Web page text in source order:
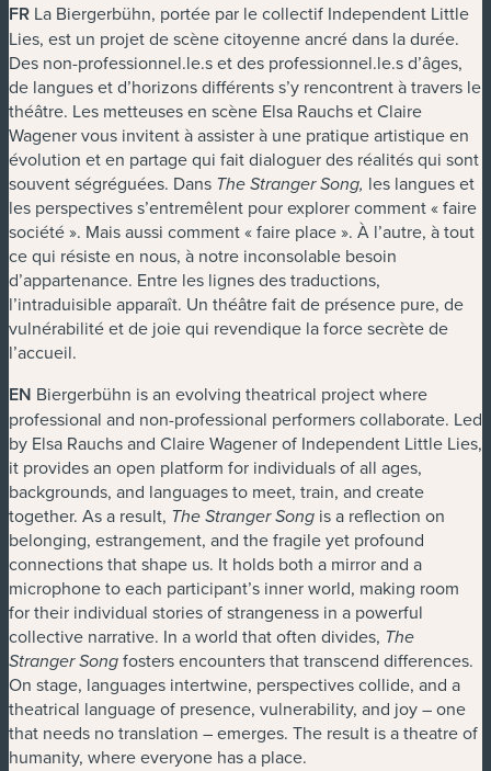
FR La Biergerbühn, portée par le collectif Independent Little
Lies, est un projet de scène citoyenne ancré dans la durée.
Des non-professionnel.le.s et des professionnel.le.s d’âges,
de langues et d’horizons différents s’y rencontrent à travers le
théâtre. Les metteuses en scène Elsa Rauchs et Claire
Wagener vous invitent à assister à une pratique artistique en
évolution et en partage qui fait dialoguer des réalités qui sont
souvent ségréguées. Dans The Stranger Song, les langues et
les perspectives s’entremêlent pour explorer comment « faire
société ». Mais aussi comment « faire place ». À l’autre, à tout
ce qui résiste en nous, à notre inconsolable besoin
d’appartenance. Entre les lignes des traductions,
l’intraduisible apparaît. Un théâtre fait de présence pure, de
vulnérabilité et de joie qui revendique la force secrète de
l’accueil.
EN Biergerbühn is an evolving theatrical project where
professional and non-professional performers collaborate. Led
by Elsa Rauchs and Claire Wagener of Independent Little Lies,
it provides an open platform for individuals of all ages,
backgrounds, and languages to meet, train, and create
together. As a result, The Stranger Song is a reflection on
belonging, estrangement, and the fragile yet profound
connections that shape us. It holds both a mirror and a
microphone to each participant’s inner world, making room
for their individual stories of strangeness in a powerful
collective narrative. In a world that often divides, The
Stranger Song fosters encounters that transcend differences.
On stage, languages intertwine, perspectives collide, and a
theatrical language of presence, vulnerability, and joy – one
that needs no translation – emerges. The result is a theatre of
humanity, where everyone has a place.